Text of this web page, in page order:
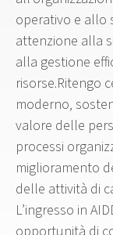
operativo e allo
attenzione alla
alla gestione
risorse.Ritengo
moderno,
valore delle
processi
miglioramento
delle attività di
L’ingresso in